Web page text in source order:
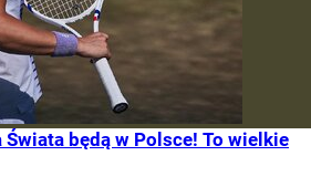
będą w Polsce! To wielkie